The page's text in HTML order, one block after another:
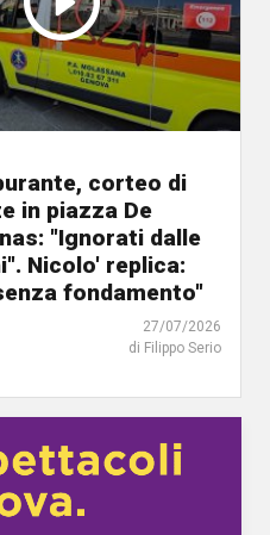
corteo di
in piazza De
"Ignorati dalle
Nicolo' replica:
fondamento"
27/07/2026
di Filippo Serio